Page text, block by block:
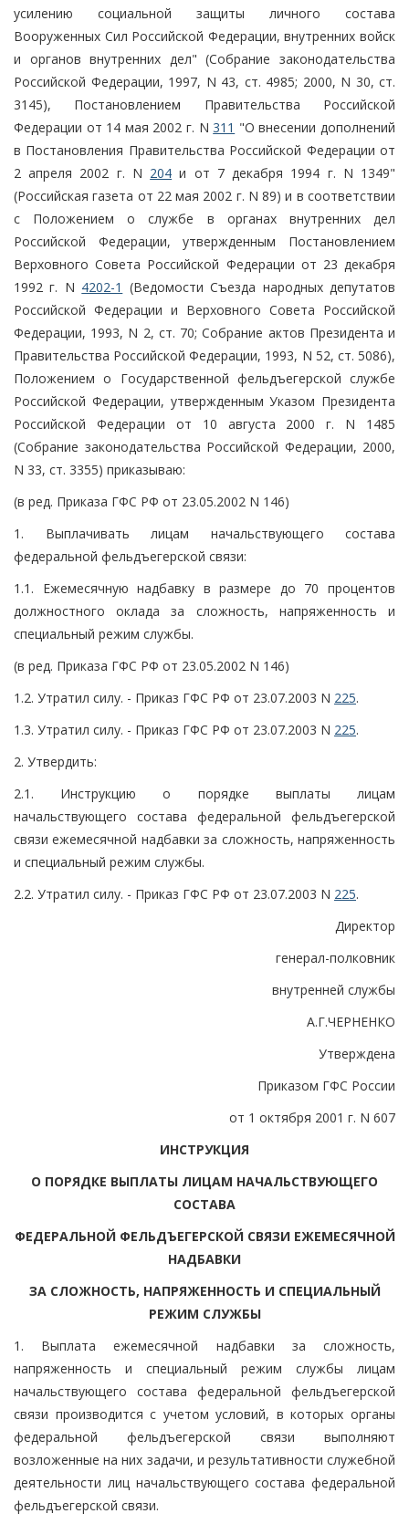
усилению социальной защиты личного состава
Вооруженных Сил Российской Федерации, внутренних войск
и органов внутренних дел" (Собрание законодательства
Российской Федерации, 1997, N 43, ст. 4985; 2000, N 30, ст.
3145), Постановлением Правительства Российской
Федерации от 14 мая 2002 г. N311 "О внесении дополнений
в Постановления Правительства Российской Федерации от
2 апреля 2002 г. N 204 и от 7 декабря 1994 г. N 1349"
(Российская газета от 22 мая 2002 г. N 89) и в соответствии
с Положением о службе в органах внутренних дел
Российской Федерации, утвержденным Постановлением
Верховного Совета Российской Федерации от 23 декабря
1992 г. N 4202-1 (Ведомости Съезда народных депутатов
Российской Федерации и Верховного Совета Российской
Федерации, 1993, N 2, ст. 70; Собрание актов Президента и
Правительства Российской Федерации, 1993, N 52, ст. 5086),
Положением о Государственной фельдъегерской службе
Российской Федерации, утвержденным Указом Президента
Российской Федерации от 10 августа 2000 г. N 1485
(Собрание законодательства Российской Федерации, 2000,
N 33, ст. 3355) приказываю:
(в ред. Приказа ГФС РФ от 23.05.2002 N 146)
1. Выплачивать лицам начальствующего состава
федеральной фельдъегерской связи:
1.1. Ежемесячную надбавку в размере до 70 процентов
должностного оклада за сложность, напряженность и
специальный режим службы.
(в ред. Приказа ГФС РФ от 23.05.2002 N 146)
1.2. Утратил силу. - Приказ ГФС РФ от 23.07.2003 N 225.
1.3. Утратил силу. - Приказ ГФС РФ от 23.07.2003 N 225.
2. Утвердить:
2.1. Инструкцию о порядке выплаты лицам
начальствующего состава федеральной фельдъегерской
связи ежемесячной надбавки за сложность, напряженность
и специальный режим службы.
2.2. Утратил силу. - Приказ ГФС РФ от 23.07.2003 N 225.
Директор
генерал-полковник
внутренней службы
А.Г.ЧЕРНЕНКО
Утверждена
Приказом ГФС России
от 1 октября 2001 г. N 607
ИНСТРУКЦИЯ
О ПОРЯДКЕ ВЫПЛАТЫ ЛИЦАМ НАЧАЛЬСТВУЮЩЕГО
СОСТАВА
ФЕДЕРАЛЬНОЙ ФЕЛЬДЪЕГЕРСКОЙ СВЯЗИ ЕЖЕМЕСЯЧНОЙ
НАДБАВКИ
ЗА СЛОЖНОСТЬ, НАПРЯЖЕННОСТЬ И СПЕЦИАЛЬНЫЙ
РЕЖИМ СЛУЖБЫ
1. Выплата ежемесячной надбавки за сложность,
напряженность и специальный режим службы лицам
начальствующего состава федеральной фельдъегерской
связи производится с учетом условий, в которых органы
федеральной фельдъегерской связи выполняют
возложенные на них задачи, и результативности служебной
деятельности лиц начальствующего состава федеральной
фельдъегерской связи.